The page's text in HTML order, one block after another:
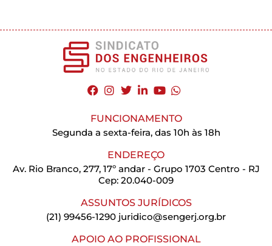
FUNCIONAMENTO
Segunda a sexta-feira, das 10h às 18h
ENDEREÇO
Av. Rio Branco, 277, 17º andar - Grupo 1703 Centro - RJ
Cep: 20.040-009
ASSUNTOS JURÍDICOS
(21) 99456-1290 juridico@sengerj.org.br
APOIO AO PROFISSIONAL